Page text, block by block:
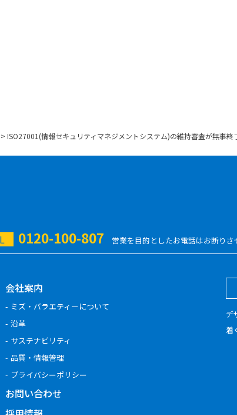
> ISO27001(情報セキュリティマネジメントシステム)の維持審査が無事終
0120-100-807 営業を目的としたお電話はお断り
会社案内
ミズ・バラエティーについて
沿革
サステナビリティ
品質・情報管理
プライバシーポリシー
お問い合わせ
デ
着